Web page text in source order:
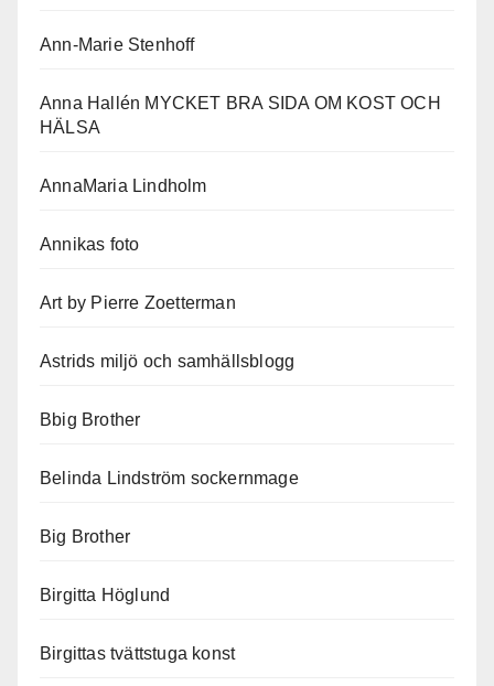
Ann-Marie Stenhoff
Anna Hallén MYCKET BRA SIDA OM KOST OCH
HÄLSA
AnnaMaria Lindholm
Annikas foto
Art by Pierre Zoetterman
Astrids miljö och samhällsblogg
Bbig Brother
Belinda Lindström sockernmage
Big Brother
Birgitta Höglund
Birgittas tvättstuga konst